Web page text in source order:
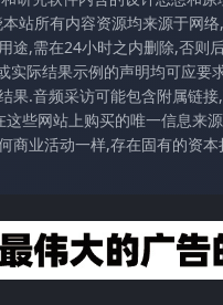
站所有内容资源均来源于网
途,需在24小时之内删除,否则
际结果示例的声明均可应要
.音频采访可能包含附属链
些网站上购买的唯一信息来
业活动一样,存在固有的资